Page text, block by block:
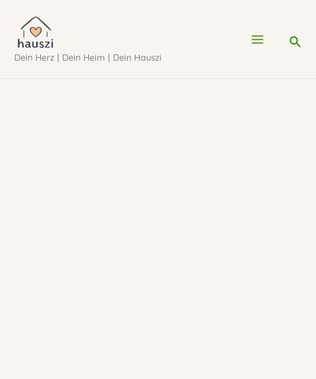
Inhalt
springen
Dein Herz | Dein Heim | Dein Hauszi